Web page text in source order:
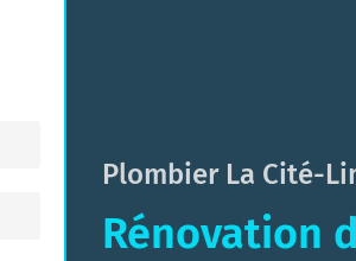
Plombier La Cité-
Rénovation